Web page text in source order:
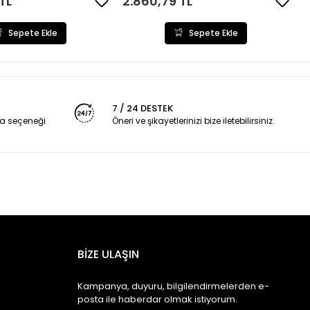
Sepete Ekle Sepete Ekle
seçeneği
7 / 24 DESTEK
Öneri ve şikayetlerinizi bize iletebilirsiniz.
BİZE ULAŞIN
Kampanya, duyuru, bilgilendirmelerden e-
posta ile haberdar olmak istiyorum.